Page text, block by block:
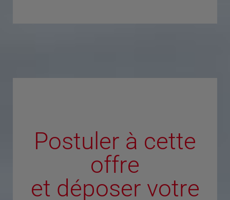
Postuler à cette
offre
et déposer votre